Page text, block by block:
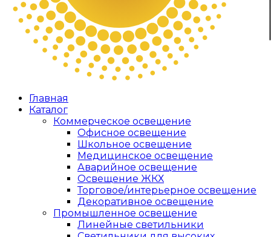
Главная
Каталог
Коммерческое освещение
Офисное освещение
Школьное освещение
Медицинское освещение
Аварийное освещение
Освещение ЖКХ
Торговое/интерьерное освещение
Декоративное освещение
Промышленное освещение
Линейные светильники